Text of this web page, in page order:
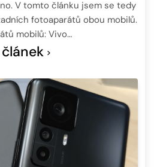
V tomto článku jsem se tedy
fotoaparátů obou mobilů.
mobilů: Vivo…